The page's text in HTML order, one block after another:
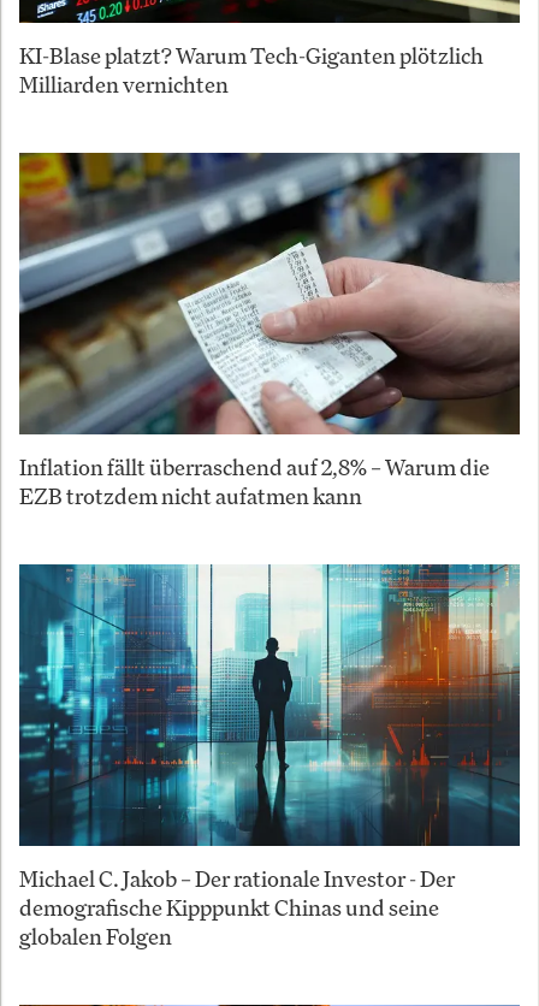
KI-Blase platzt? Warum Tech-Giganten plötzlich
Milliarden vernichten
Inflation fällt überraschend auf 2,8% – Warum die
EZB trotzdem nicht aufatmen kann
Michael C. Jakob – Der rationale Investor - Der
demografische Kipppunkt Chinas und seine
globalen Folgen